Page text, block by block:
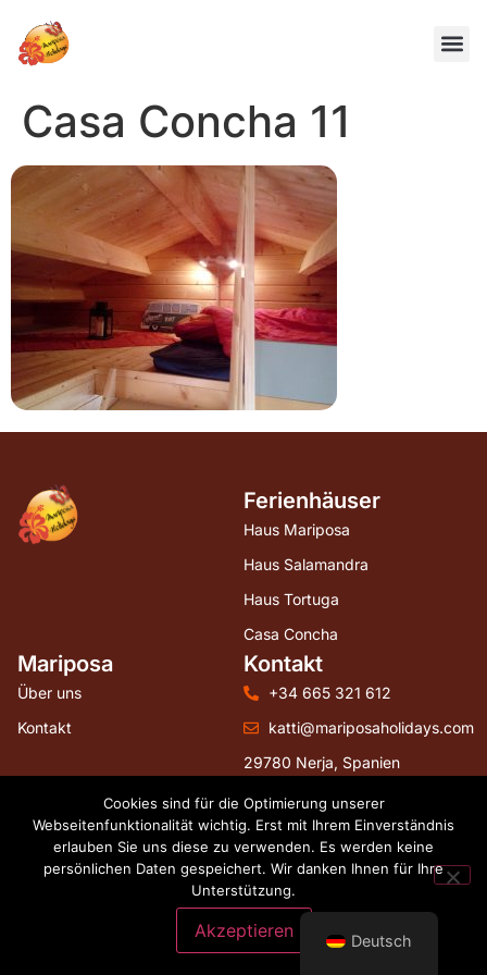
Casa Concha 11
Ferienhäuser
Haus Mariposa
Haus Salamandra
Haus Tortuga
Casa Concha
Mariposa
Über uns
Kontakt
Kontakt
+34 665 321 612
katti@mariposaholidays.com
29780 Nerja, Spanien
Folgen Sie uns
Webdesign by hostingguests.com
Terms and conditions
Cookies Deutsch
Cookies sind für die Optimierung unserer
Webseitenfunktionalität wichtig. Erst mit Ihrem Einverständnis
erlauben Sie uns diese zu verwenden. Es werden keine
persönlichen Daten gespeichert. Wir danken Ihnen für Ihre
Unterstützung.
Akzeptieren